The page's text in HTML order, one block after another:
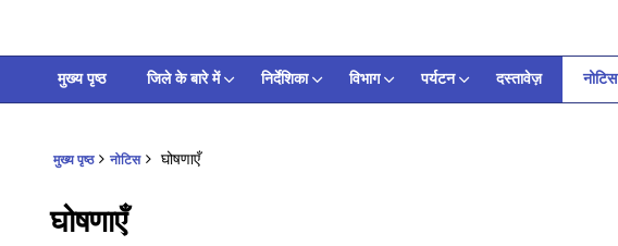
मुख्य पृष्ठ जिले के बारे में निर्देशिका विभाग पर्यटन दस्तावेज़ नोटिस
मुख्य पृष्ठ नोटिस घोषणाएँ
घोषणाएँ